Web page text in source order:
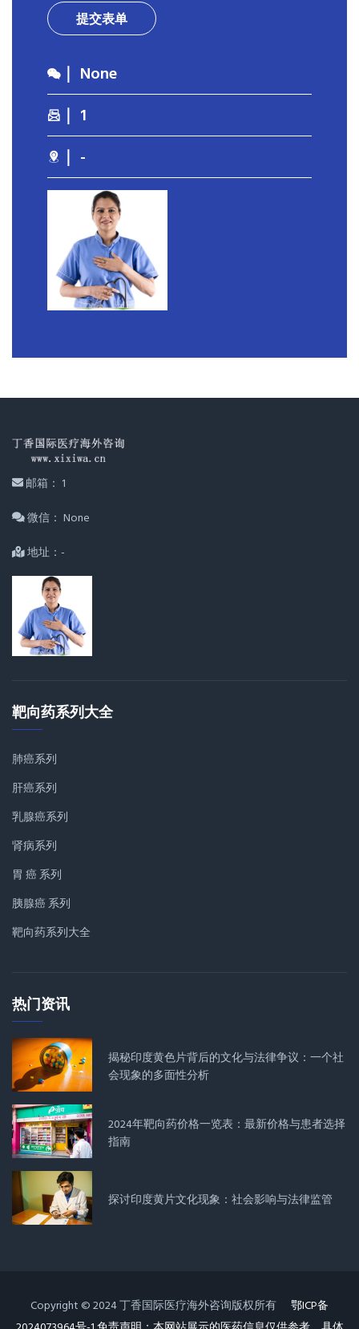
提交表单
｜ None
｜ 1
｜ -
邮箱： 1
微信： None
地址：-
靶向药系列大全
肺癌系列
肝癌系列
乳腺癌系列
肾病系列
胃 癌 系列
胰腺癌 系列
靶向药系列大全
热门资讯
揭秘印度黄色片背后的文化与法律争议：一个社
会现象的多面性分析
2024年靶向药价格一览表：最新价格与患者选择
指南
探讨印度黄片文化现象：社会影响与法律监管
Copyright © 2024 丁香国际医疗海外咨询版权所有 鄂ICP备